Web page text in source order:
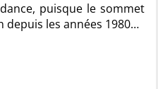
puisque le sommet
depuis les années 1980…